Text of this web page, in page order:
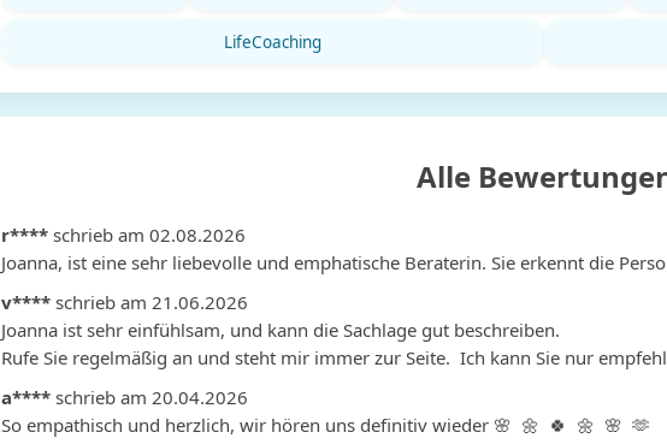
LifeCoaching
Alle
r**** schrieb am 02.08.2026
Joanna, ist eine sehr liebevolle und emphatische Beraterin. Sie erkennt die
v**** schrieb am 21.06.2026
Joanna ist sehr einfühlsam, und kann die Sachlage gut beschreiben.
Rufe Sie regelmäßig an und steht mir immer zur Seite.  Ich kann Sie nur
a**** schrieb am 20.04.2026
So empathisch und herzlich, wir hören uns definitiv wieder 🌸  🌼  🍀  🌼  🌸  🫶